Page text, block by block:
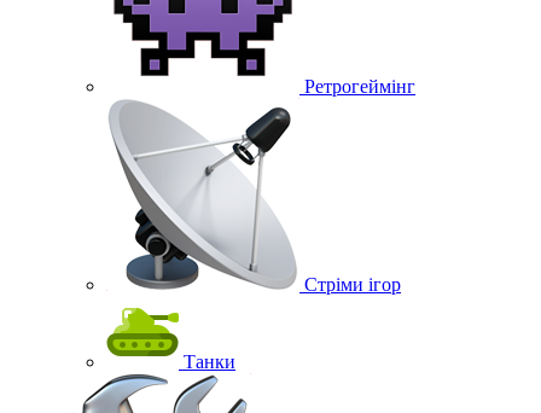
Ретрогеймінг
Стріми ігор
Танки